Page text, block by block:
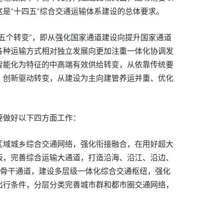
“十四五”综合交通运输体系建设的总体要求。
个转变”，即从强化国家通道建设向提升国家通道
运输方式相对独立发展向更加注重一体化协调发
化为特征的中高端有效供给转变，从依靠传统要
新驱动转变，从建设为主向建管养运并重、优化
好以下四方面工作：
城乡综合交通网络，强化衔接融合，在用好超大
完善综合运输大通道，打造沿海、沿江、沿边、
干通道，建设多层级一体化综合交通枢纽，强化
条件，分层分类完善城市群和都市圈交通网络，